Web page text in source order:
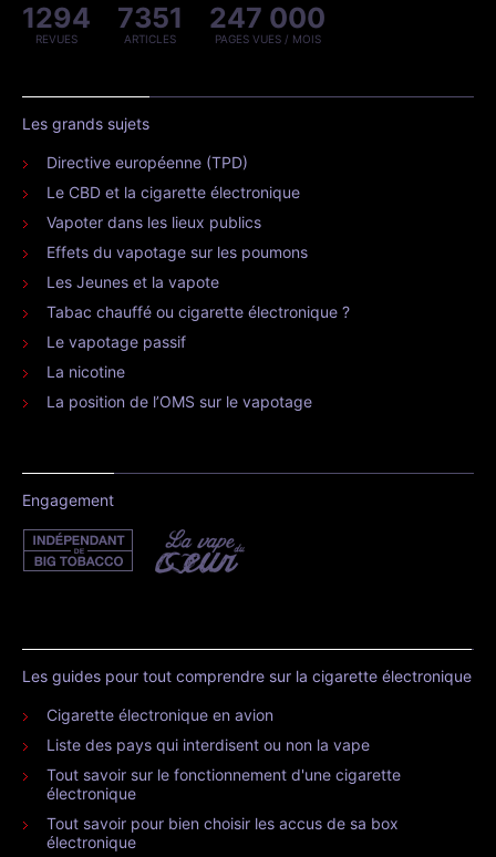
1294
REVUES
7351
ARTICLES
247 000
PAGES VUES / MOIS
Les grands sujets
Directive européenne (TPD)
Le CBD et la cigarette électronique
Vapoter dans les lieux publics
Effets du vapotage sur les poumons
Les Jeunes et la vapote
Tabac chauffé ou cigarette électronique ?
Le vapotage passif
La nicotine
La position de l’OMS sur le vapotage
Engagement
Les guides pour tout comprendre sur la cigarette électronique
Cigarette électronique en avion
Liste des pays qui interdisent ou non la vape
Tout savoir sur le fonctionnement d'une cigarette
électronique
Tout savoir pour bien choisir les accus de sa box
électronique